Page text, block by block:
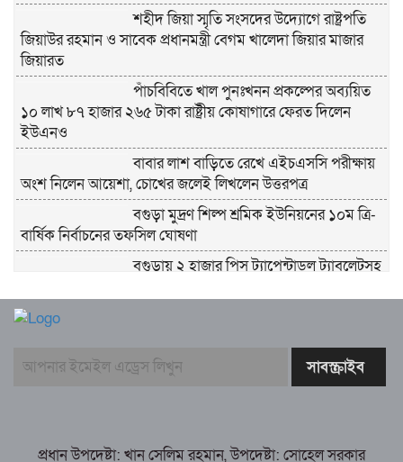
শহীদ জিয়া স্মৃতি সংসদের উদ্যোগে রাষ্ট্রপতি
জিয়াউর রহমান ও সাবেক প্রধানমন্ত্রী বেগম খালেদা জিয়ার মাজার
জিয়ারত
পাঁচবিবিতে খাল পুনঃখনন প্রকল্পের অব্যয়িত
১০ লাখ ৮৭ হাজার ২৬৫ টাকা রাষ্ট্রীয় কোষাগারে ফেরত দিলেন
ইউএনও
বাবার লাশ বাড়িতে রেখে এইচএসসি পরীক্ষায়
অংশ নিলেন আয়েশা, চোখের জলেই লিখলেন উত্তরপত্র
বগুড়া মুদ্রণ শিল্প শ্রমিক ইউনিয়নের ১০ম ত্রি-
বার্ষিক নির্বাচনের তফসিল ঘোষণা
বগুড়ায় ২ হাজার পিস ট্যাপেন্টাডল ট্যাবলেটসহ
নরসিংদীর শিবপুরে তিনটি গরুকে বিষ খাইয়ে
সামলাচ্ছেন একাধিক গুরুত্বপূর্ণ দায়িত্ব, প্রশংসায় মুখর এলাকাবাসী
প্রধান উপদেষ্টা: খান সেলিম রহমান, উপদেষ্টা: সোহেল সরকার